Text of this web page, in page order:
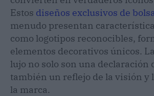
Estos diseños exclusivos de
menudo presentan
como logotipos reconocibles,
elementos decorativos únicos.
lujo no solo son una declaración
también un reflejo de la visión y
la marca.